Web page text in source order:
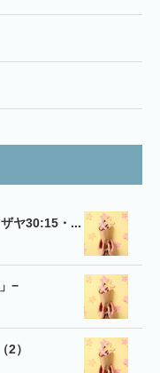
ヤ30:15・...
−
2）